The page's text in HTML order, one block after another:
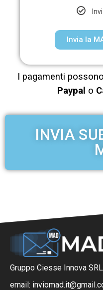
Invia la
I pagamenti
Paypal o
INVIA
Gruppo Ciesse Innova
email: